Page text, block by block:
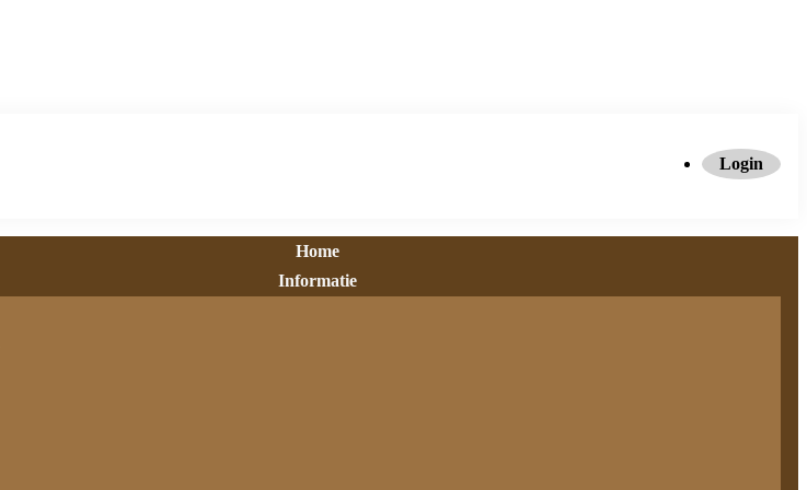
Login
Home
Informatie